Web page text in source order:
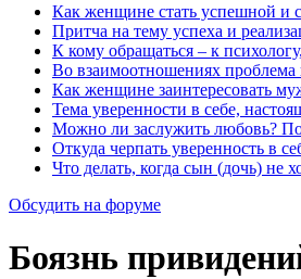
Как женщине стать успешной и
Притча на тему успеха и
К кому обращаться – к
Во взаимоотношениях проблема
Как женщине заинтересовать
Тема уверенности в себе,
Можно ли заслужить любовь?
Откуда черпать уверенность в
Что делать, когда сын (дочь) не
Обсудить на форуме
Боязнь